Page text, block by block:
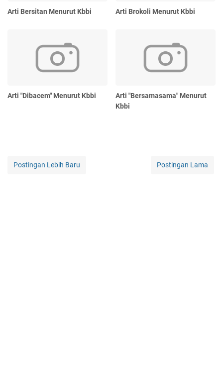
Arti Bersitan Menurut Kbbi Arti Brokoli Menurut Kbbi
Arti "Dibacem" Menurut Kbbi
Arti "Bersamasama" Menurut
Kbbi
Postingan Lebih Baru Postingan Lama